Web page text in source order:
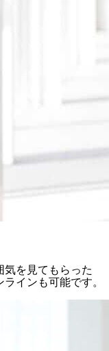
気を見てもらった
インも可能です。